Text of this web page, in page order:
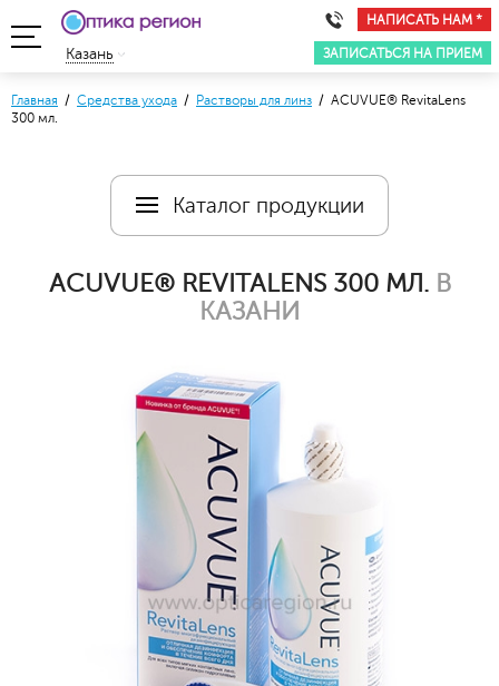
НАПИСАТЬ НАМ *
ЗАПИСАТЬСЯ НА ПРИЕМ
Казань
Главная / Средства ухода / Растворы для линз / ACUVUE® RevitaLens
300 мл.
Каталог продукции
ACUVUE® REVITALENS 300 МЛ.В
КАЗАНИ